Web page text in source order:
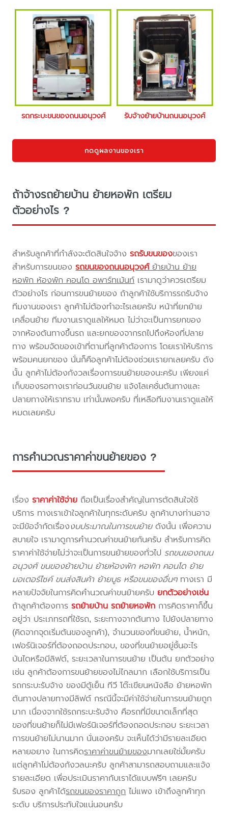
รถกระบะขนของถนนอนุวงศ์ รับจ้างย้ายบ้านถนนอนุวงศ์
กดดูผลงานของเรา
ถ้าจ้างรถย้ายบ้าน ย้ายหอพัก เตรียม
ตัวอย่างไร ?
สำหรับลูกค้าที่กำลังจะตัดสินใจจ้างรถรับขนของของเรา
สำหรับการขนของรถขนของถนนอนุวงศ์ย้ายบ้าน ย้าย
หอพัก ห้องพัก คอนโด อพาร์ทเม้นท์เรามาดูว่าควรเตรียม
ตัวอย่างไร ก่อนการขนย้ายของ ถ้าลูกค้าใช้บริการรถรับจ้าง
ทีมงานของเรา ลูกค้าไม่ต้องทำอะไรเลยครับ หน้าที่ยกย้าย
เคลื่อนย้าย ทีมงานเราดูแลให้หมด ไม่ว่าจะเป็นการยกของ
จากห้องต้นทางขึ้นรถ และยกของจากรถไปถึงห้องที่ปลาย
ทาง พร้อมจัดของเข้าที่ตามที่ลูกค้าต้องการ โดยเราให้บริการ
พร้อมคนยกของ นั่นก็คือลูกค้าไม่ต้องช่วยเรายกเลยครับ ดัง
นั้น ลูกค้าไม่ต้องกังวลเรื่องการขนย้ายของนะครับ เพียงแค่
เก็บของรอทางเราก่อนวันขนย้าย แจ้งโลเคชั่นต้นทางและ
ปลายทางให้เราทราบ เท่านั้นพอครับ ที่เหลือทีมงานเราดูแลให้
หมดเลยครับ
การคำนวณราคาค่าขนย้ายของ ?
เรื่องราคาค่าใช้จ่าย ถือเป็นเรื่องสำคัญในการตัดสินใจใช้
บริการ ทางเราเข้าใจลูกค้าในทุกระดับครับ ลูกค้าบางท่านอาจ
จะมีข้อจำกัดเรื่องงบประมาณในการขนย้ายดังนั้น เพื่อความ
สบายใจ เรามาดูการคำนวณค่าขนย้ายกันครับ สำหรับการคิด
ราคาค่าใช้จ่ายไม่ว่าจะเป็นการขนย้ายของทั่วไป รถขนของถนน
อนุวงศ์ ขนของย้ายบ้าน ย้ายห้องพัก หอพัก คอนโด ย้าย
มอเตอร์ไซค์ ขนส่งสินค้า ย้ายบูธ หรือขนของอื่นๆทางเรา มี
หลายปัจจัยในการคิดคำนวณค่าขนย้ายครับยกตัวอย่างเช่น
ถ้าลูกค้าต้องการรถย้ายบ้าน รถย้ายหอพัก การคิดราคาก็ขึ้น
อยู่ว่า ประเภทรถที่ใช้รถ, ระยะทางจากต้นทาง ไปยังปลายทาง
(คิดจากจุดเริ่มต้นของลูกค้า), จำนวนของที่ขนย้าย, น้ำหนัก,
เฟอร์นิเจอร์ที่ต้องถอดประกอบ, ของที่ขนย้ายอยู่ชั้นอะไร
บันไดหรือมีลิฟต์, ระยะเวลาในการขนย้าย เป็นต้น ยกตัวอย่าง
เช่น ลูกค้าต้องการขนย้ายของไม่ไกลมาก เลือกใช้บริการเป็น
รถกระบะรับจ้าง ของมีตู้เย็น ทีวี โต๊ะเขียนหนังสือ ย้ายหอพัก
ต้นทางปลายทางมีลิฟต์ กรณีนี้จะมีค่าใช้จ่ายในการขนย้ายถูก
มาก เนื่องจากใช้รถกระบะรับจ้าง คือรถที่มีขนาดเล็กที่สุด
ของที่ขนย้ายก็ไม่มีเฟอร์นิเจอร์ที่ต้องถอดประกอบ ระยะเวลา
การขนย้ายไม่นานมาก นั่นเองครับ จะเห็นได้ว่ามีรายละเอียด
หลายอยาง ในการคิดราคาค่าขนย้ายของมากเลยใช่มั้ยครับ
แต่ลูกค้าไม่ต้องกังวลนะครับ ลูกค้าสามารถสอบถามและแจ้ง
รายละเอียด เพื่อประเมินราคากับเราได้แบบฟรีๆ เลยครับ
รับรอง ลูกค้าได้รถขนของราคาถูกไม่แพง เข้าถึงลูกค้าทุก
ระดับ บริการประทับใจแน่นอนครับ